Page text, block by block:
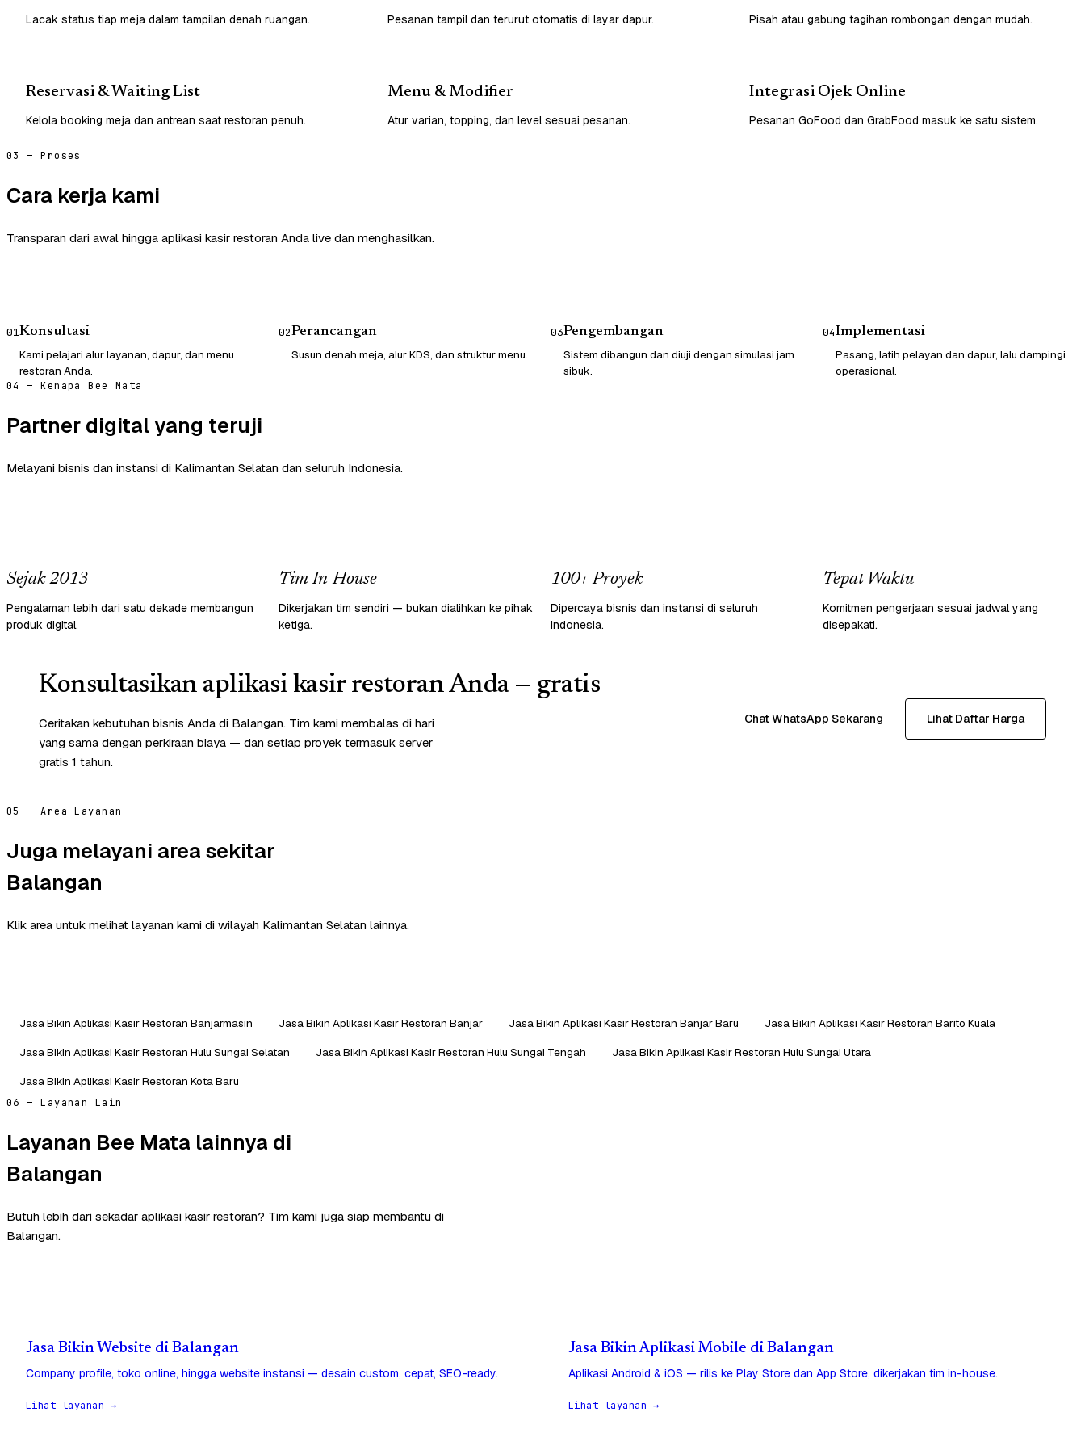
Lacak status tiap meja dalam tampilan denah ruangan. Pesanan tampil dan terurut otomatis di layar dapur. Pisah atau gabung tagihan rombongan dengan mudah.
Reservasi & Waiting List
Kelola booking meja dan antrean saat restoran penuh.
Menu & Modifier
Atur varian, topping, dan level sesuai pesanan.
Integrasi Ojek Online
Pesanan GoFood dan GrabFood masuk ke satu sistem.
03 — Proses
Cara kerja kami
Transparan dari awal hingga aplikasi kasir restoran Anda live dan menghasilkan.
01Konsultasi
Kami pelajari alur layanan, dapur, dan menu
restoran Anda.
02Perancangan
Susun denah meja, alur KDS, dan struktur menu.
03Pengembangan
Sistem dibangun dan diuji dengan simulasi jam
sibuk.
04Implementasi
Pasang, latih pelayan dan dapur, lalu dampingi
operasional.
04 — Kenapa Bee Mata
Partner digital yang teruji
Melayani bisnis dan instansi di Kalimantan Selatan dan seluruh Indonesia.
Sejak 2013
Pengalaman lebih dari satu dekade membangun
produk digital.
Tim In-House
Dikerjakan tim sendiri — bukan dialihkan ke pihak
ketiga.
100+ Proyek
Dipercaya bisnis dan instansi di seluruh
Indonesia.
Tepat Waktu
Komitmen pengerjaan sesuai jadwal yang
disepakati.
Konsultasikan aplikasi kasir restoran Anda — gratis
Ceritakan kebutuhan bisnis Anda di Balangan. Tim kami membalas di hari
yang sama dengan perkiraan biaya — dan setiap proyek termasuk server
gratis 1 tahun.
Chat WhatsApp Sekarang Lihat Daftar Harga
05 — Area Layanan
Juga melayani area sekitar
Balangan
Klik area untuk melihat layanan kami di wilayah Kalimantan Selatan lainnya.
Jasa Bikin Aplikasi Kasir Restoran Banjarmasin Jasa Bikin Aplikasi Kasir Restoran Banjar Jasa Bikin Aplikasi Kasir Restoran Banjar Baru
Jasa Bikin Aplikasi Kasir Restoran Barito Kuala
Jasa Bikin Aplikasi Kasir Restoran Hulu Sungai Selatan
Jasa Bikin Aplikasi Kasir Restoran Hulu Sungai Tengah
Jasa Bikin Aplikasi Kasir Restoran Hulu Sungai Utara
Jasa Bikin Aplikasi Kasir Restoran Kota Baru
06 — Layanan Lain
Layanan Bee Mata lainnya di
Balangan
Butuh lebih dari sekadar aplikasi kasir restoran? Tim kami juga siap membantu di
Balangan.
Jasa Bikin Website di Balangan
Company profile, toko online, hingga website instansi — desain custom, cepat, SEO-ready.
Lihat layanan →
Jasa Bikin Aplikasi Mobile di Balangan
Aplikasi Android & iOS — rilis ke Play Store dan App Store, dikerjakan tim in-house.
Lihat layanan →